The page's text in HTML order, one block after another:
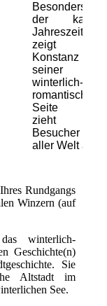
Besonders in
der kalten
Jahreszeit
zeigt sich
Konstanz von
seiner
winterlich-
romantischen
Seite und
zieht
Besucher aus
aller Welt an.
Rundgangs
Winzern (auf
winterlich-
Geschichte(n)
Sie
Altstadt im
See.